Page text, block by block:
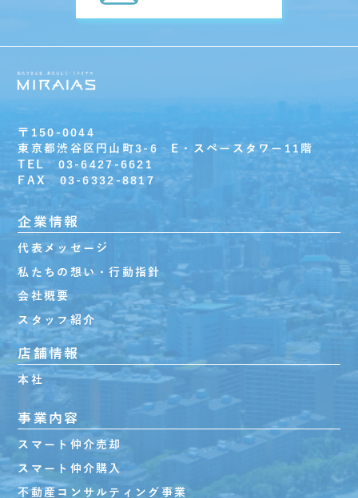
〒150-0044
東京都渋谷区円山町3-6 E・スペースタワー11階
TEL 03-6427-6621
FAX 03-6332-8817
企業情報
代表メッセージ
私たちの想い・行動指針
会社概要
スタッフ紹介
店舗情報
本社
事業内容
スマート仲介売却
スマート仲介購入
不動産コンサルティング事業